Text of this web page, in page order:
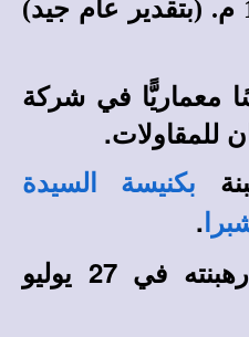
معماريًّا في شركة
للمقاولات.
بكنيسة السيدة
.
سيم كاهنًا بعد رهبنته في 27 يوليو